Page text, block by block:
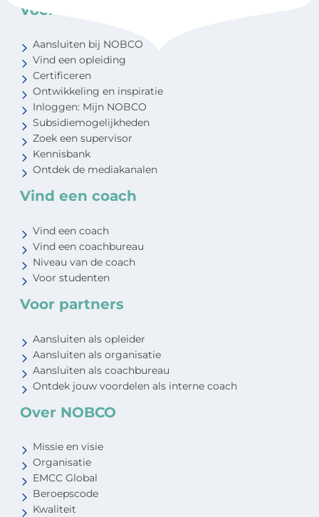
Voor coaches
Aansluiten bij NOBCO
Vind een opleiding
Certificeren
Ontwikkeling en inspiratie
Inloggen: Mijn NOBCO
Subsidiemogelijkheden
Zoek een supervisor
Kennisbank
Ontdek de mediakanalen
Vind een coach
Vind een coach
Vind een coachbureau
Niveau van de coach
Voor studenten
Voor partners
Aansluiten als opleider
Aansluiten als organisatie
Aansluiten als coachbureau
Ontdek jouw voordelen als interne coach
Over NOBCO
Missie en visie
Organisatie
EMCC Global
Beroepscode
Kwaliteit